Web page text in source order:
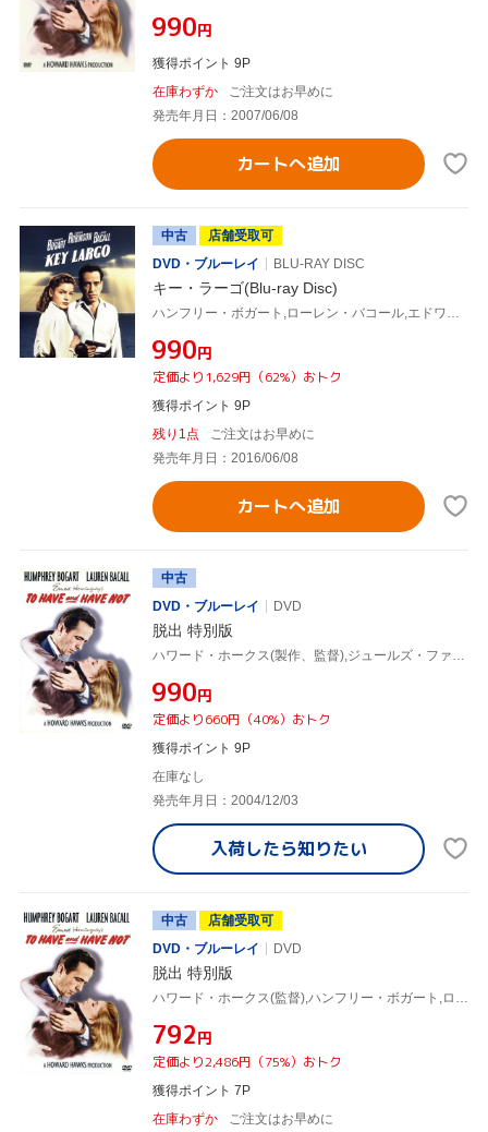
¥990円
獲得ポイント 9P
在庫わずか
ご注文はお早めに
発売年月日：2007/06/08
カートへ追加
中古
店舗受取可
DVD・ブルーレイ
BLU-RAY DISC
キー・ラーゴ(Blu-ray Disc)
¥990円
定価より1,629円（62%）おトク
獲得ポイント 9P
残り1点
ご注文はお早めに
発売年月日：2016/06/08
カートへ追加
中古
DVD・ブルーレイ
DVD
脱出 特別版
¥990円
定価より660円（40%）おトク
獲得ポイント 9P
在庫なし
発売年月日：2004/12/03
入荷したら知りたい
中古
店舗受取可
DVD・ブルーレイ
DVD
脱出 特別版
¥792円
定価より2,486円（75%）おトク
獲得ポイント 7P
在庫わずか
ご注文はお早めに